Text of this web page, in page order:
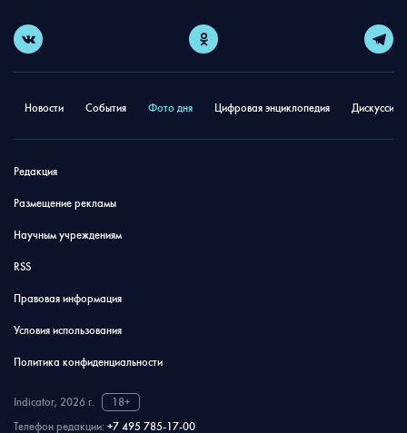
Новости События Фото дня Цифровая энциклопедия
Редакция
Размещение рекламы
Научным учреждениям
RSS
Правовая информация
Условия использования
Политика конфиденциальности
Indicator, 2026 г.
18+
Телефон редакции: +7 495 785-17-00